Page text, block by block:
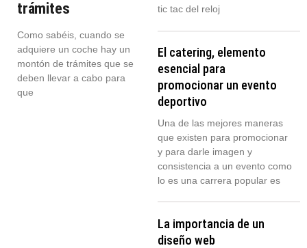
trámites
Como sabéis, cuando se
adquiere un coche hay un
montón de trámites que se
deben llevar a cabo para
que
tic tac del reloj
El catering, elemento
esencial para
promocionar un evento
deportivo
Una de las mejores maneras
que existen para promocionar
y para darle imagen y
consistencia a un evento como
lo es una carrera popular es
La importancia de un
diseño web